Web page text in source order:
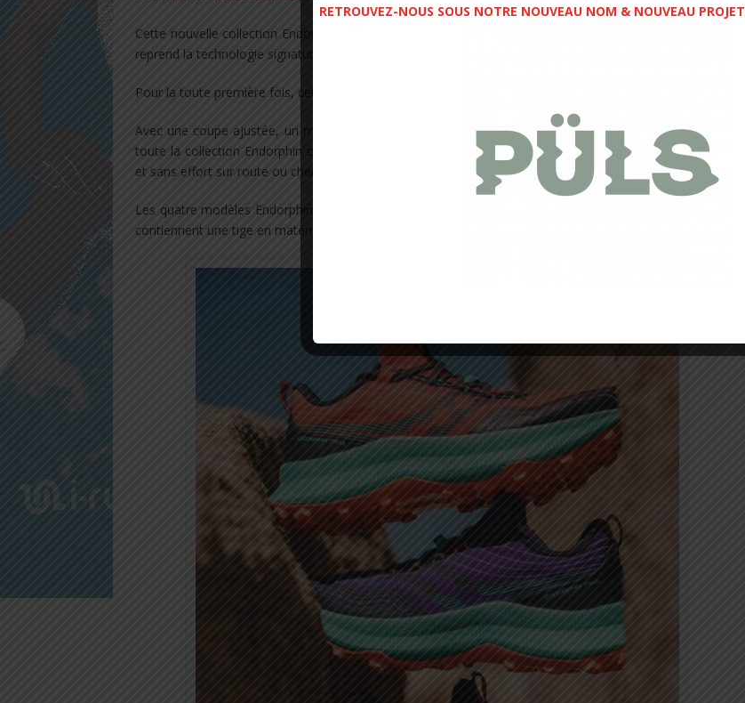
Cette nouvelle collection Endorphin, conçue avec des athlètes élites et validée par de nouveaux records,
reprend la technologie signature de la marque, SPEEDROLL™.
Pour la toute première fois, cette technologie est mise à l’épreuve du tout-terrain avec l’Endorphin Trail.
Avec une coupe ajustée, un maintien talon amélioré et l’amorti ultraléger PWRRUN PB™ de la marque,
toute la collection Endorphin offre une sensation de maintien pour une performance plus sûre, efficace
et sans effort sur route ou chemins.
Les quatre modèles Endorphin, et à partir de cet automne, toute la gamme Performance de la marque,
contiennent une tige en matériaux recyclés.
RETROUVEZ-NOUS SOUS NOTRE NOUVEAU NOM & NOUVEAU PROJET